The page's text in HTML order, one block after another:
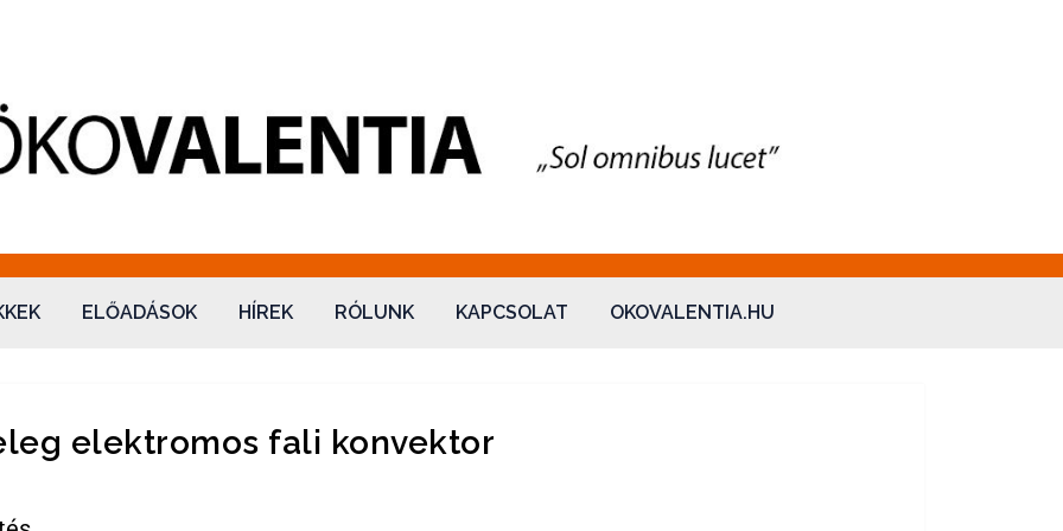
Kft.
ELŐADÁSOK HÍREK RÓLUNK KAPCSOLAT OKOVALENTIA.HU
elektromos fali konvektor